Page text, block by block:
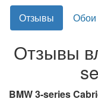
Отзывы
Обои
Отзывы
BMW 3-series